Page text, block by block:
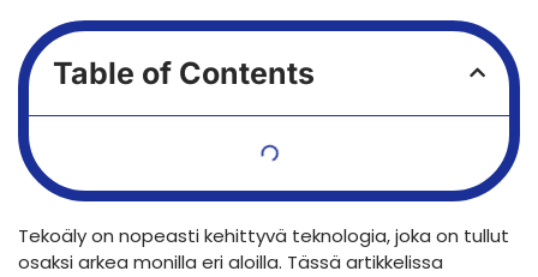
Table of Contents
Tekoäly on nopeasti kehittyvä teknologia, joka on tullut
osaksi arkea monilla eri aloilla. Tässä artikkelissa